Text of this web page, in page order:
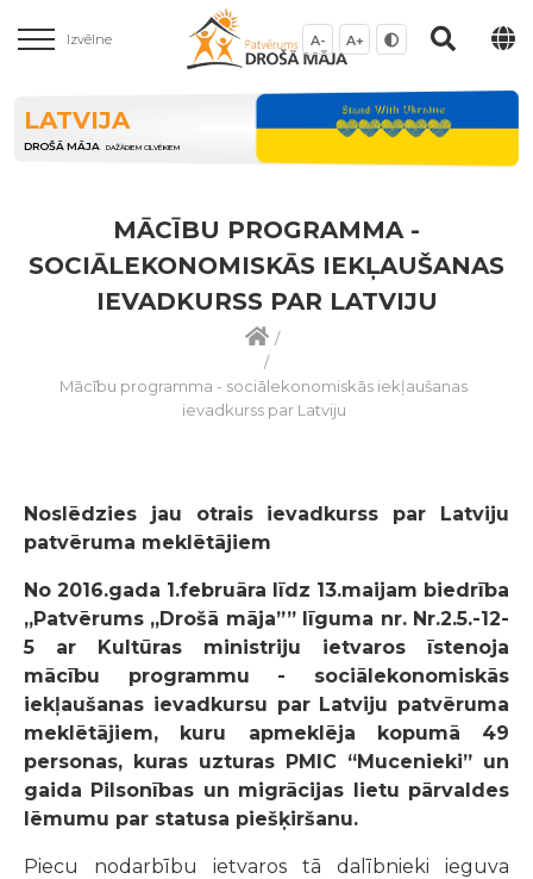
Izvēlne A- A+
LATVIJA
DROŠĀ MĀJA DAŽĀDIEM CILVĒKIEM
MĀCĪBU PROGRAMMA -
SOCIĀLEKONOMISKĀS IEKĻAUŠANAS
IEVADKURSS PAR LATVIJU
/
/
Mācību programma - sociālekonomiskās iekļaušanas
ievadkurss par Latviju
Noslēdzies jau otrais ievadkurss par Latviju
patvēruma meklētājiem
No 2016.gada 1.februāra līdz 13.maijam biedrība
„Patvērums „Drošā māja”” līguma nr. Nr.2.5.-12-
5 ar Kultūras ministriju ietvaros īstenoja
mācību programmu - sociālekonomiskās
iekļaušanas ievadkursu par Latviju patvēruma
meklētājiem, kuru apmeklēja kopumā 49
personas, kuras uzturas PMIC “Mucenieki” un
gaida Pilsonības un migrācijas lietu pārvaldes
lēmumu par statusa piešķiršanu.
Piecu nodarbību ietvaros tā dalībnieki ieguva